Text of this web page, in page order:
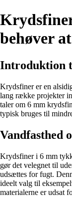
behøver
Introduktion
Krydsfiner er en
lang række projekter
taler om 6 mm
typisk bruges til
Vandfasthed
Krydsfiner i 6 mm
gør det velegnet til
udsættes for fugt.
ideelt valg til
materialerne er udsat